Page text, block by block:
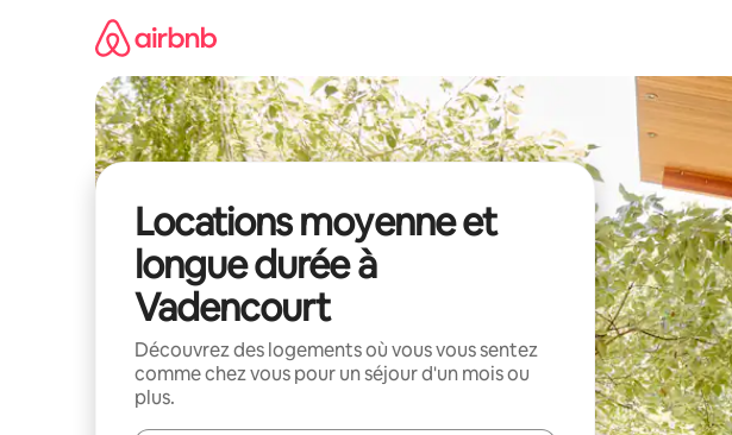
Locations moyenne et
longue durée à
Vadencourt
Découvrez des logements où vous vous sentez
comme chez vous pour un séjour d'un mois ou
plus.